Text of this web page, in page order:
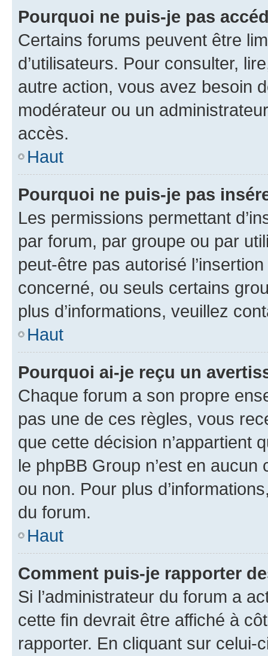
Pourquoi ne puis-je pas
Certains forums peuvent être
d’utilisateurs. Pour consulter,
autre action, vous avez besoin
modérateur ou un
accès.
Haut
Pourquoi ne puis-je pas
Les permissions permettant
par forum, par groupe ou par
peut-être pas autorisé
concerné, ou seuls certains
plus d’informations, veuillez
Haut
Pourquoi ai-je reçu un
Chaque forum a son propre
pas une de ces règles, vous
que cette décision n’appartient
le phpBB Group n’est en
ou non. Pour plus
du forum.
Haut
Comment puis-je rapporter
Si l’administrateur du forum a
cette fin devrait être affiché à
rapporter. En cliquant sur